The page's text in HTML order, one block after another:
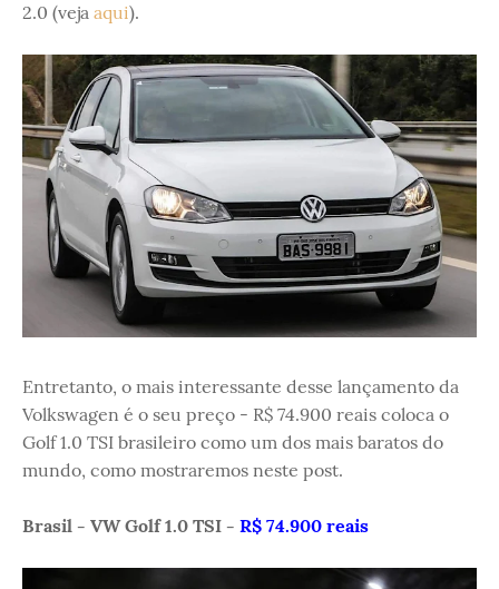
2.0 (veja aqui).
Entretanto, o mais interessante desse lançamento da
Volkswagen é o seu preço - R$ 74.900 reais coloca o
Golf 1.0 TSI brasileiro como um dos mais baratos do
mundo, como mostraremos neste post.
Brasil - VW Golf 1.0 TSI - R$ 74.900 reais